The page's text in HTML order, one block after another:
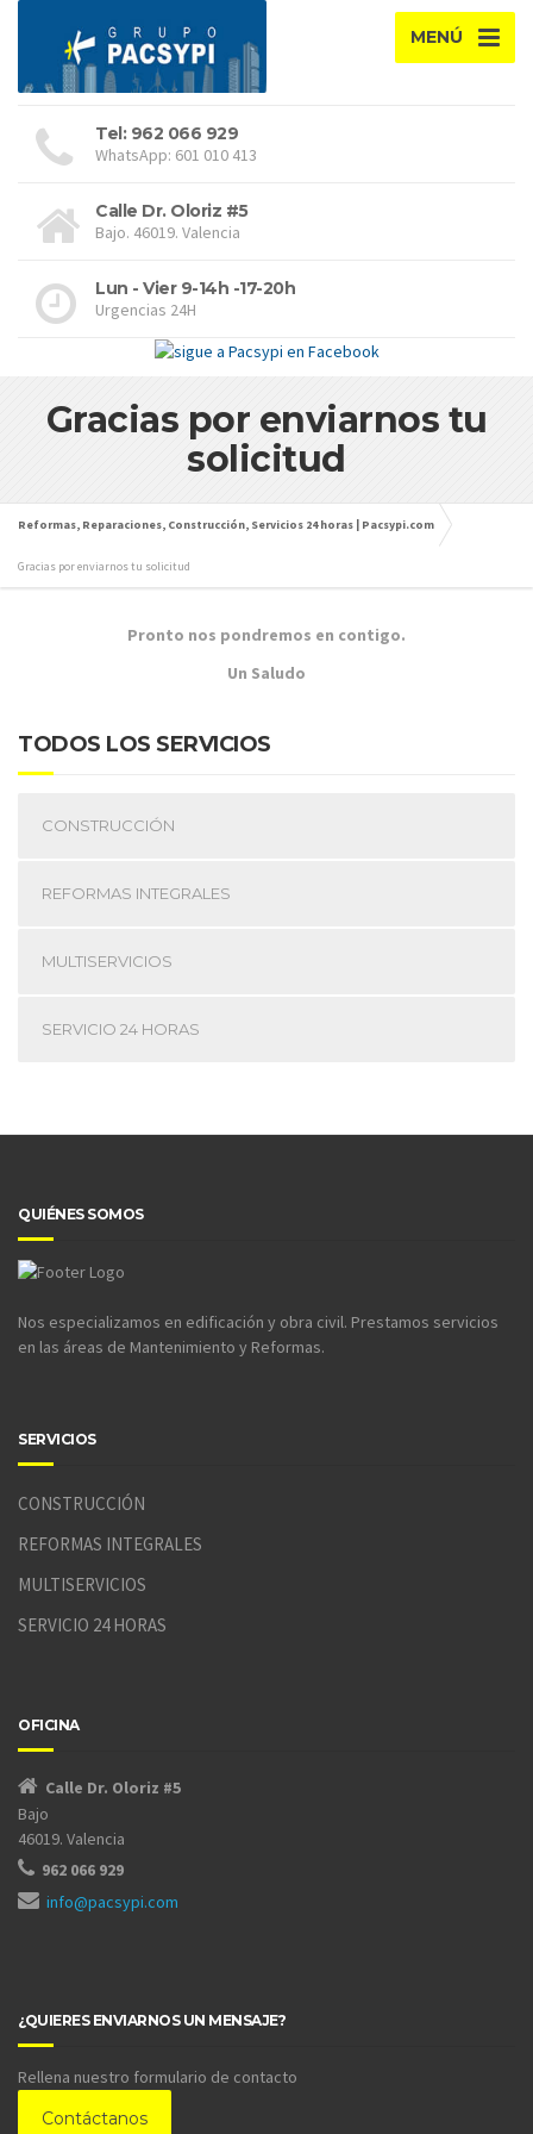
MENÚ
Tel: 962 066 929
WhatsApp: 601 010 413
Calle Dr. Oloriz #5
Bajo. 46019. Valencia
Lun - Vier 9-14h -17-20h
Urgencias 24H
Gracias por enviarnos tu
solicitud
Reformas, Reparaciones, Construcción, Servicios 24 horas | Pacsypi.com
Gracias por enviarnos tu solicitud
Pronto nos pondremos en contigo.
Un Saludo
TODOS LOS SERVICIOS
CONSTRUCCIÓN
REFORMAS INTEGRALES
MULTISERVICIOS
SERVICIO 24 HORAS
QUIÉNES SOMOS
Nos especializamos en edificación y obra civil. Prestamos servicios
en las áreas de Mantenimiento y Reformas.
SERVICIOS
CONSTRUCCIÓN
REFORMAS INTEGRALES
MULTISERVICIOS
SERVICIO 24 HORAS
OFICINA
Calle Dr. Oloriz #5
Bajo
46019. Valencia
962 066 929
info@pacsypi.com
¿QUIERES ENVIARNOS UN MENSAJE?
Rellena nuestro formulario de contacto
Contáctanos